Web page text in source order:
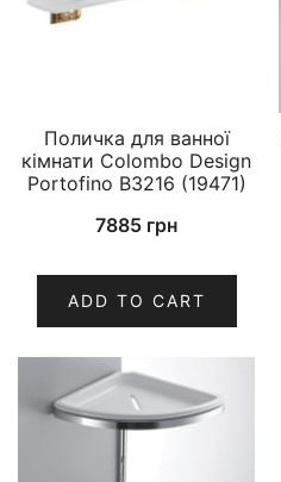
Поличка для ванної
кімнати Colombo Design
Portofino B3216 (19471)
7885 грн
ADD TO CART